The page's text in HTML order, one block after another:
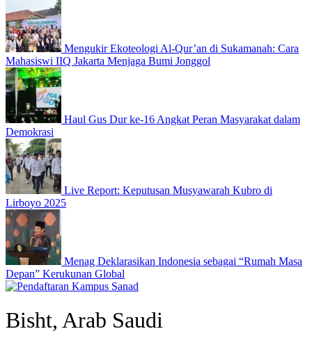
Mengukir Ekoteologi Al-Qur’an di Sukamanah: Cara
Mahasiswi IIQ Jakarta Menjaga Bumi Jonggol
Haul Gus Dur ke-16 Angkat Peran Masyarakat dalam
Demokrasi
Live Report: Keputusan Musyawarah Kubro di
Lirboyo 2025
Menag Deklarasikan Indonesia sebagai “Rumah Masa
Depan” Kerukunan Global
Bisht, Arab Saudi